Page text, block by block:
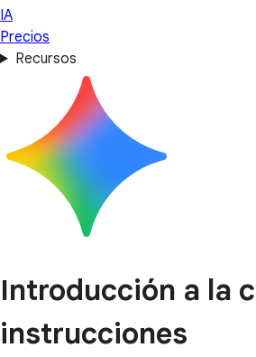
IA
Precios
Recursos
Introducción a la
instrucciones